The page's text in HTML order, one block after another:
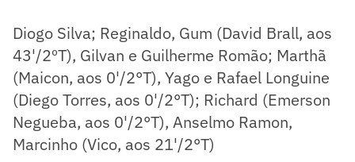
Diogo Silva; Reginaldo, Gum (David Brall, aos
43'/2ºT), Gilvan e Guilherme Romão; Marthã
(Maicon, aos 0'/2°T), Yago e Rafael Longuine
(Diego Torres, aos 0'/2°T); Richard (Emerson
Negueba, aos 0'/2°T), Anselmo Ramon,
Marcinho (Vico, aos 21'/2°T)